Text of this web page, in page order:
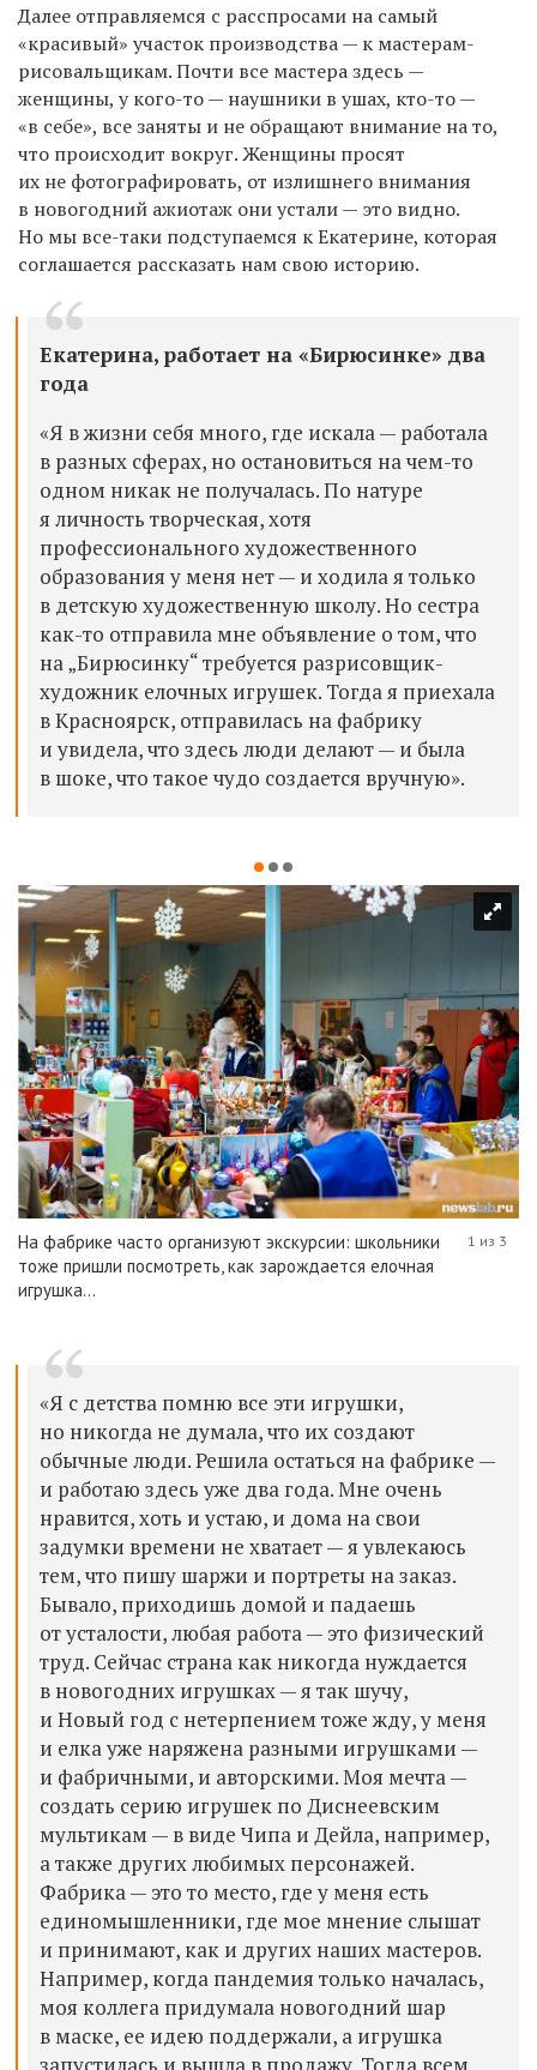
Далее отправляемся с расспросами на самый
«красивый» участок производства — к мастерам-
рисовальщикам. Почти все мастера здесь —
женщины, у кого-то — наушники в ушах, кто-то —
«в себе», все заняты и не обращают внимание на то,
что происходит вокруг. Женщины просят
их не фотографировать, от излишнего внимания
в новогодний ажиотаж они устали — это видно.
Но мы все-таки подступаемся к Екатерине, которая
соглашается рассказать нам свою историю.
Екатерина, работает на «Бирюсинке» два
года
«Я в жизни себя много, где искала — работала
в разных сферах, но остановиться на чем-то
одном никак не получалась. По натуре
я личность творческая, хотя
профессионального художественного
образования у меня нет — и ходила я только
в детскую художественную школу. Но сестра
как-то отправила мне объявление о том, что
на „Бирюсинку“ требуется разрисовщик-
художник елочных игрушек. Тогда я приехала
в Красноярск, отправилась на фабрику
и увидела, что здесь люди делают — и была
в шоке, что такое чудо создается вручную».
На фабрике часто организуют экскурсии: школьники
тоже пришли посмотреть, как зарождается елочная
игрушка...
1 из 3
«Я с детства помню все эти игрушки,
но никогда не думала, что их создают
обычные люди. Решила остаться на фабрике —
и работаю здесь уже два года. Мне очень
нравится, хоть и устаю, и дома на свои
задумки времени не хватает — я увлекаюсь
тем, что пишу шаржи и портреты на заказ.
Бывало, приходишь домой и падаешь
от усталости, любая работа — это физический
труд. Сейчас страна как никогда нуждается
в новогодних игрушках — я так шучу,
и Новый год с нетерпением тоже жду, у меня
и елка уже наряжена разными игрушками —
и фабричными, и авторскими. Моя мечта —
создать серию игрушек по Диснеевским
мультикам — в виде Чипа и Дейла, например,
а также других любимых персонажей.
Фабрика — это то место, где у меня есть
единомышленники, где мое мнение слышат
и принимают, как и других наших мастеров.
Например, когда пандемия только началась,
моя коллега придумала новогодний шар
в маске, ее идею поддержали, а игрушка